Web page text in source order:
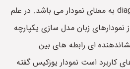
به معنای مورد و واژه diagram به معنای نمودار می باشد. در علم
نمودارهای زبان مدل سازی یکپارچه
ای رابطه های بین
کاربرد است نمودار یوزکیس گفته